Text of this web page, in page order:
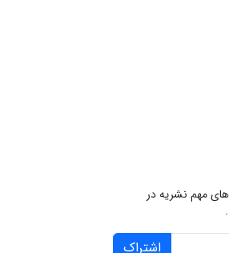
های مهم نشریه در
اشتراک